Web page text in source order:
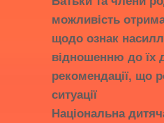
можливість
щодо ознак
відношенню до їх
рекомендації, що
ситуації
Національна